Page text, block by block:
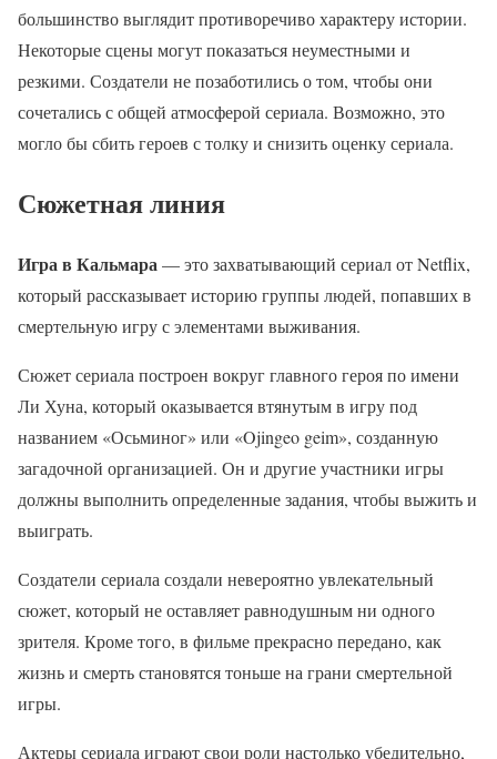
большинство выглядит противоречиво характеру истории.
Некоторые сцены могут показаться неуместными и
резкими. Создатели не позаботились о том, чтобы они
сочетались с общей атмосферой сериала. Возможно, это
могло бы сбить героев с толку и снизить оценку сериала.
Сюжетная линия
Игра в Кальмара— это захватывающий сериал от Netflix,
который рассказывает историю группы людей, попавших в
смертельную игру с элементами выживания.
Сюжет сериала построен вокруг главного героя по имени
Ли Хуна, который оказывается втянутым в игру под
названием «Осьминог» или «Ojingeo geim», созданную
загадочной организацией. Он и другие участники игры
должны выполнить определенные задания, чтобы выжить и
выиграть.
Создатели сериала создали невероятно увлекательный
сюжет, который не оставляет равнодушным ни одного
зрителя. Кроме того, в фильме прекрасно передано, как
жизнь и смерть становятся тоньше на грани смертельной
игры.
Актеры сериала играют свои роли настолько убедительно,